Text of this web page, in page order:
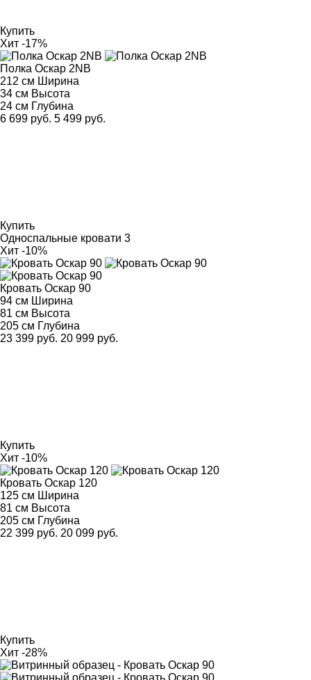
Купить
Хит -17%
Полка Оскар 2NB
212 см Ширина
34 см Высота
24 см Глубина
6 699 руб. 5 499 руб.
Купить
Односпальные кровати 3
Хит -10%
Кровать Оскар 90
94 см Ширина
81 см Высота
205 см Глубина
23 399 руб. 20 999 руб.
Купить
Хит -10%
Кровать Оскар 120
125 см Ширина
81 см Высота
205 см Глубина
22 399 руб. 20 099 руб.
Купить
Хит -28%